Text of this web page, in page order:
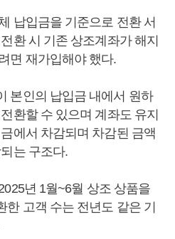
납입금을 기준으로 전환 서
환 시 기존 상조계좌가 해지
면 재가입해야 했다.
본인의 납입금 내에서 원하
환할 수 있으며 계좌도 유지
에서 차감되며 차감된 금액
는 구조다.
년 1월~6월 상조 상품을
한 고객 수는 전년도 같은 기